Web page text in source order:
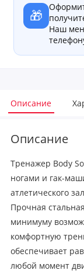
🎁
Наш
Описание
Описание
Тренажер Body
ногами и гак-
атлетического
Прочная
минимуму
комфортную
обеспечивает
любой момент